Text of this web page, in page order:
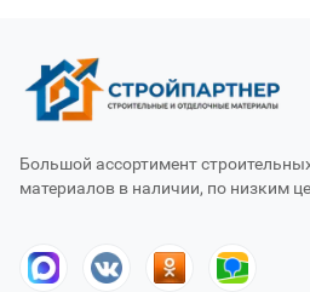
Большой ассортимент
материалов в наличии, по низким